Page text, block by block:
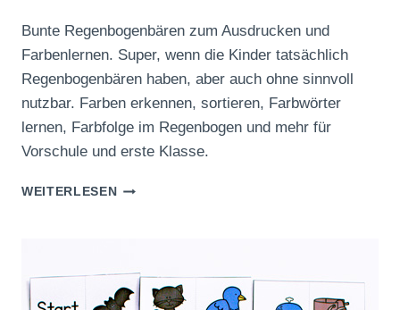
Bunte Regenbogenbären zum Ausdrucken und
Farbenlernen. Super, wenn die Kinder tatsächlich
Regenbogenbären haben, aber auch ohne sinnvoll
nutzbar. Farben erkennen, sortieren, Farbwörter
lernen, Farbfolge im Regenbogen und mehr für
Vorschule und erste Klasse.
WEITERLESENBUNTE